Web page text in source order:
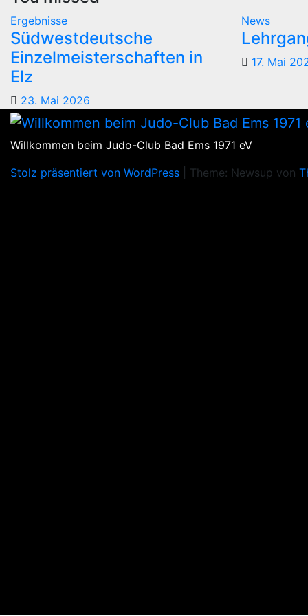
Ergebnisse
Südwestdeutsche
Einzelmeisterschaften in
Elz
23. Mai 2026
News
17. Mai
Willkommen beim Judo-Club Bad Ems 1971 eV
Stolz präsentiert von WordPress
Theme: Newsup von